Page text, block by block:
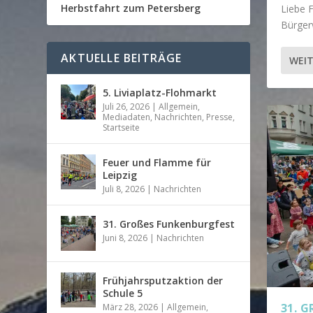
31.
Liebe
31.
Herbstfahrt zum Petersberg
AKTUELLE BEITRÄGE
5. Liviaplatz-Flohmarkt
Juli 26, 2026 |Allgemein,
Mediadaten, Nachrichten, Presse,
Startseite
Feuer und Flamme für
Leipzig
Juli 8, 2026 | Nachrichten
31. Großes Funkenburgfest
Juni 8, 2026 | Nachrichten
Frühjahrsputzaktion der
Schule 5
März 28, 2026 |Allgemein,